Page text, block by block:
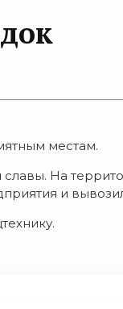
местам.
На
и